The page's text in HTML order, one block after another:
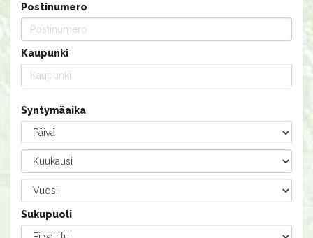
Postinumero
Kaupunki
Syntymäaika
Sukupuoli